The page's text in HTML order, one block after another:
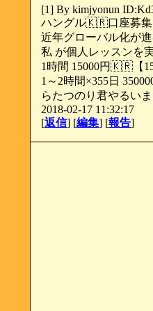
[1] By kimjyonun
ハングル🇰🇷口座募集
近年グローバル化が
私 が個人レッスンを
1時間 15000円🇰🇷【
1～2時間×355日
らたつのり君やるい
2018-02-17 11:32:17
[返信] [編集] [報告]